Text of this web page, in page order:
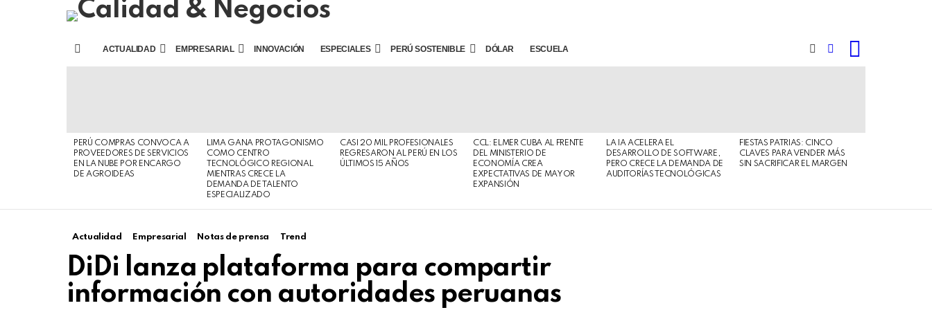
ACTUALIDAD EMPRESARIAL INNOVACIÓN ESPECIALES PERÚ SOSTENIBLE DÓLAR ESCUELA
SWITCHSEARCH
PERÚ COMPRAS CONVOCA A
PROVEEDORES DE SERVICIOS
EN LA NUBE POR ENCARGO
DE AGROIDEAS
LIMA GANA PROTAGONISMO
COMO CENTRO
TECNOLÓGICO REGIONAL
MIENTRAS CRECE LA
DEMANDA DE TALENTO
ESPECIALIZADO
CASI 20 MIL PROFESIONALES
REGRESARON AL PERÚ EN LOS
ÚLTIMOS 15 AÑOS
CCL: ELMER CUBA AL FRENTE
DEL MINISTERIO DE
ECONOMÍA CREA
EXPECTATIVAS DE MAYOR
EXPANSIÓN
LA IA ACELERA EL
DESARROLLO DE SOFTWARE,
PERO CRECE LA DEMANDA DE
AUDITORÍAS TECNOLÓGICAS
FIESTAS PATRIAS: CINCO
CLAVES PARA VENDER MÁS
SIN SACRIFICAR EL MARGEN
Actualidad Empresarial Notas de prensa Trend
DiDi lanza plataforma para compartir
información con autoridades peruanas